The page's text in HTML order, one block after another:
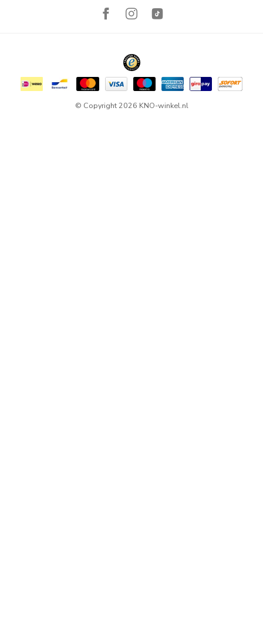
© Copyright 2026 KNO-winkel.nl